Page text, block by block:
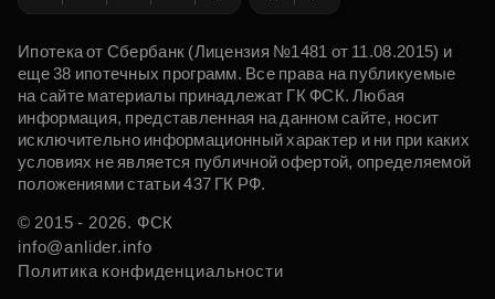
Ипотека от Сбербанк (Лицензия №1481 от 11.08.2015) и
еще 38 ипотечных программ. Все права на публикуемые
на сайте материалы принадлежат ГК ФСК. Любая
информация, представленная на данном сайте, носит
исключительно информационный характер и ни при каких
условиях не является публичной офертой, определяемой
положениями статьи 437 ГК РФ.
© 2015 - 2026. ФСК
info@anlider.info
Политика конфиденциальности